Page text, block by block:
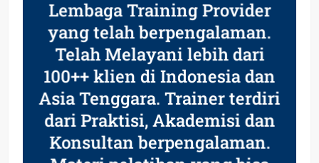
Lembaga Training Provider
yang telah berpengalaman.
Telah Melayani lebih dari
100++ klien di Indonesia dan
Asia Tenggara. Trainer terdiri
dari Praktisi, Akademisi dan
Konsultan berpengalaman.